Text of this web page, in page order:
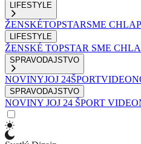
LIFESTYLE
ŽENSKÉTOPSTARSME
LIFESTYLE
ŽENSKÉ TOPSTAR SME
SPRAVODAJSTVO
NOVINYJOJ 24ŠPORT
SPRAVODAJSTVO
NOVINY JOJ 24 ŠPORT